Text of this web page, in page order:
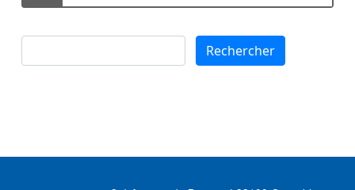
Rechercher Rechercher